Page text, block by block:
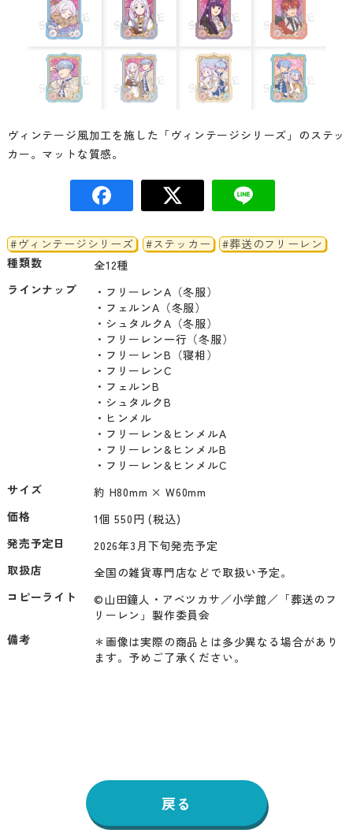
ヴィンテージ風加工を施した「ヴィンテージシリーズ」のステッ
カー。マットな質感。
#ヴィンテージシリーズ #ステッカー
#葬送のフリーレン
種類数
全12種
ラインナップ
・フリーレンA（冬服）
・フェルンA（冬服）
・シュタルクA（冬服）
・フリーレン一行（冬服）
・フリーレンB（寝相）
・フリーレンC
・フェルンB
・シュタルクB
・ヒンメル
・フリーレン&ヒンメルA
・フリーレン&ヒンメルB
・フリーレン&ヒンメルC
サイズ
約 H80mm × W60mm
価格
1個 550円 (税込)
発売予定日
2026年3月下旬発売予定
取扱店
全国の雑貨専門店などで取扱い予定。
コピーライト
©山田鐘人・アベツカサ／小学館／「葬送のフ
リーレン」製作委員会
備考
＊画像は実際の商品とは多少異なる場合があり
ます。予めご了承ください。
戻る